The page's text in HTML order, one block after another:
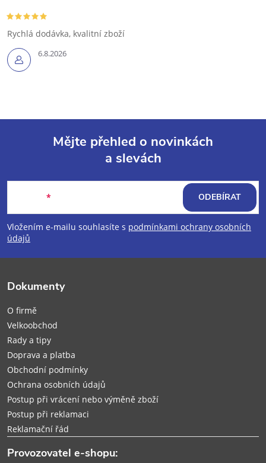
6.8.2026
Rychlá dodávka, kvalitní zboží
p
a
Mějte přehled o novinkách
a slevách
Vložením e-mailu souhlasíte s podmínkami ochrany osobních
údajů
ODEBÍRAT
Dokumenty
O firmě
Velkoobchod
Rady a tipy
Doprava a platba
Obchodní podmínky
Ochrana osobních údajů
Postup při vrácení nebo výměně zboží
Postup při reklamaci
Reklamační řád
Provozovatel e-shopu: